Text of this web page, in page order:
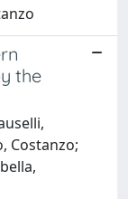
the
Costanzo;